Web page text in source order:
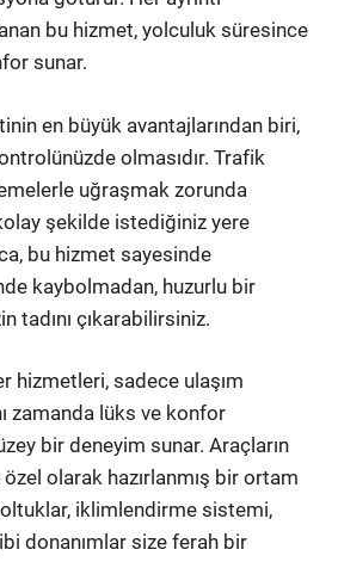
bu hizmet, yolculuk süresince
sunar.
en büyük avantajlarından biri,
olmasıdır. Trafik
uğraşmak zorunda
şekilde istediğiniz yere
bu hizmet sayesinde
kaybolmadan, huzurlu bir
tadını çıkarabilirsiniz.
hizmetleri, sadece ulaşım
zamanda lüks ve konfor
bir deneyim sunar. Araçların
olarak hazırlanmış bir ortam
iklimlendirme sistemi,
donanımlar size ferah bir